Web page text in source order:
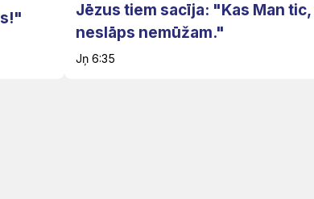
Jēzus tiem sacīja: "Kas Man tic,
neslāps nemūžam."
Jņ 6:35